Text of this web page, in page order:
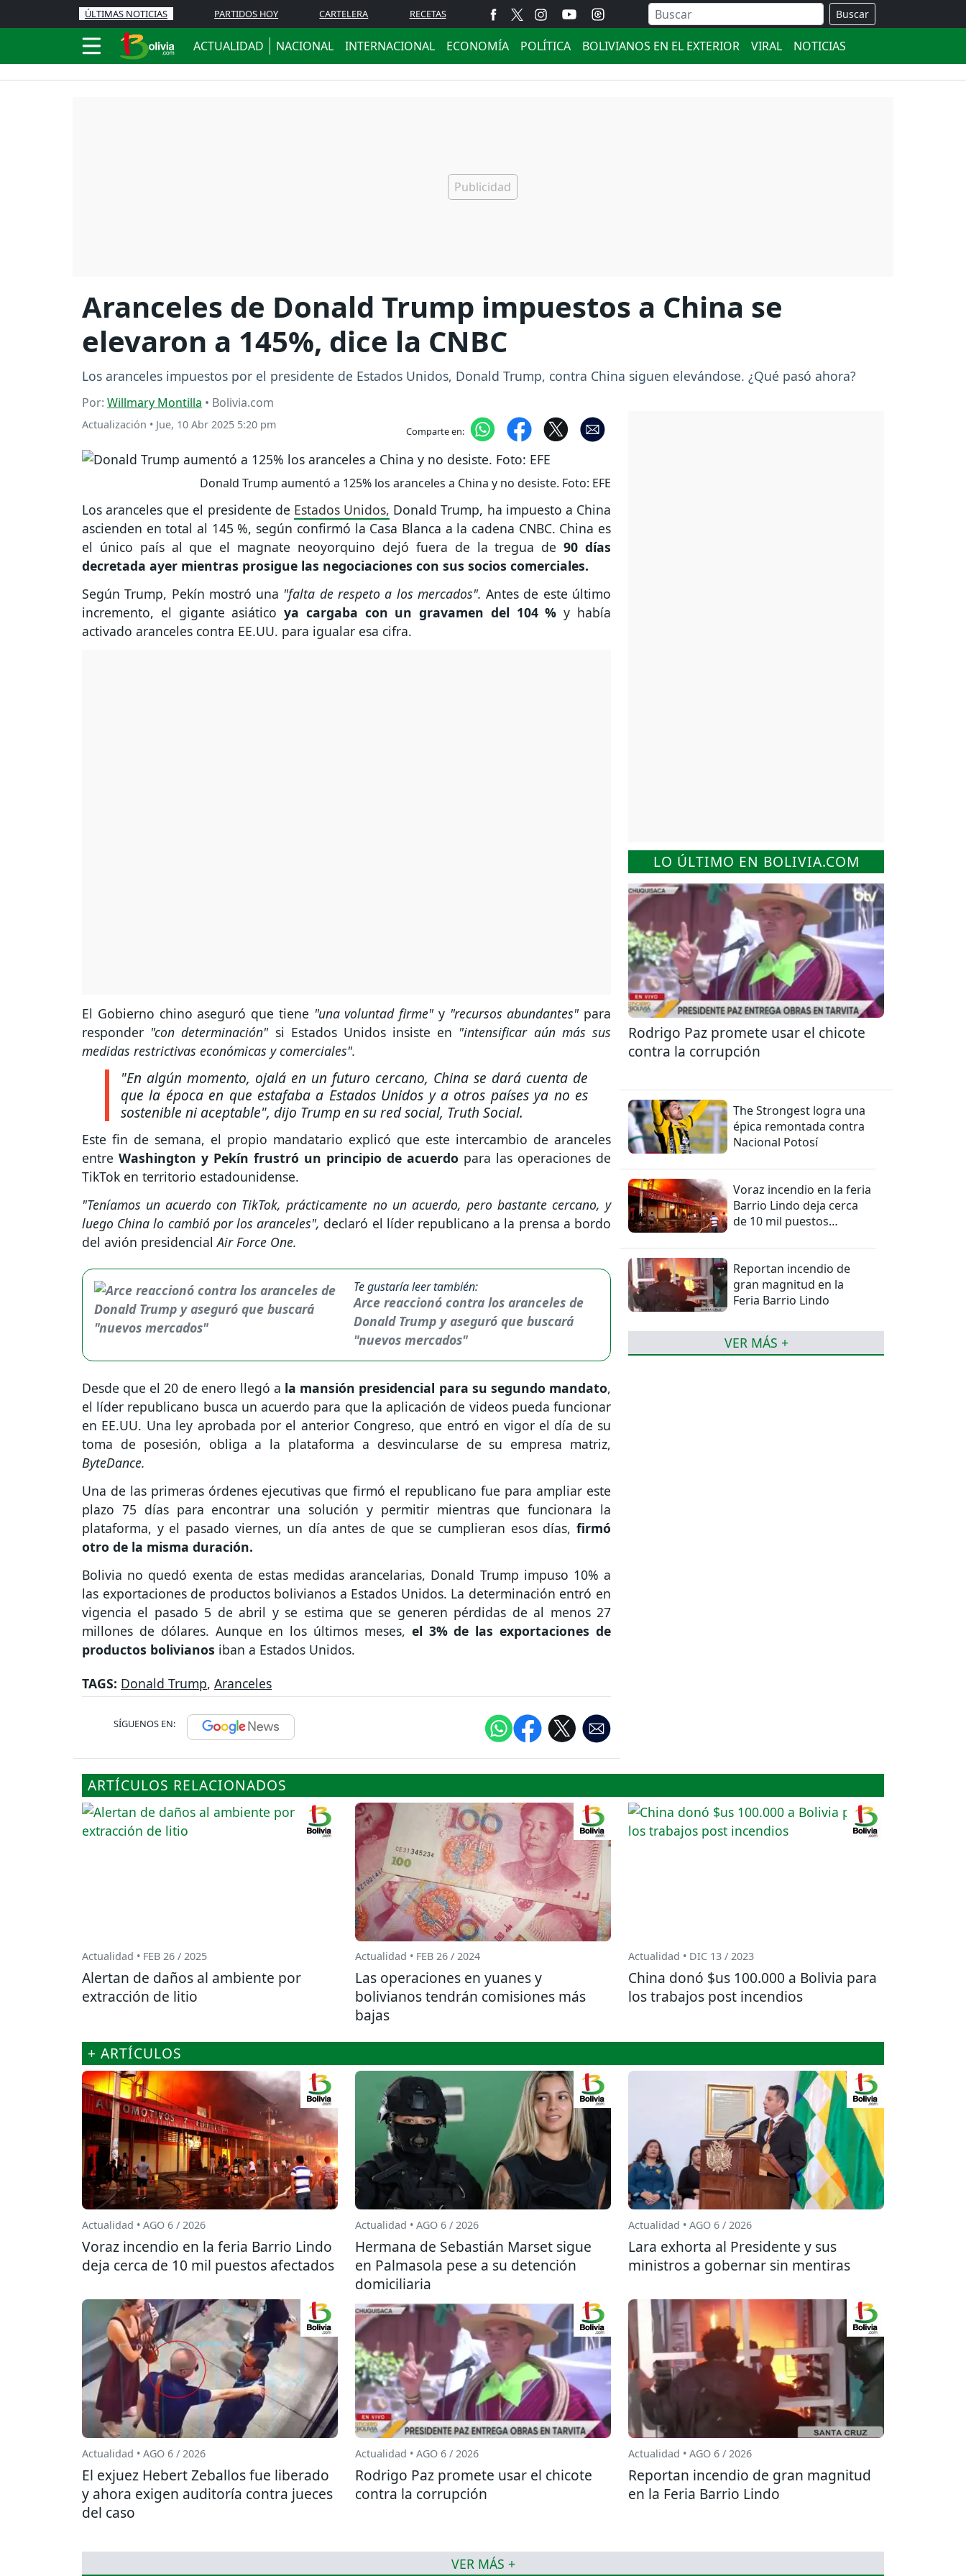
ÚLTIMAS NOTICIAS PARTIDOS HOY CARTELERA RECETAS Buscar
ACTUALIDAD NACIONAL INTERNACIONAL ECONOMÍA POLÍTICA BOLIVIANOS EN EL EXTERIOR VIRAL NOTICIAS
Aranceles de Donald Trump impuestos a China se
elevaron a 145%, dice la CNBC
Los aranceles impuestos por el presidente de Estados Unidos, Donald Trump, contra China siguen elevándose. ¿Qué pasó ahora?
Por: Willmary Montilla • Bolivia.com
Actualización • Jue, 10 Abr 2025 5:20 pm Comparte en:
Donald Trump aumentó a 125% los aranceles a China y no desiste. Foto: EFE
Los aranceles que el presidente de Estados Unidos, Donald Trump, ha impuesto a China
ascienden en total al 145 %, según confirmó la Casa Blanca a la cadena CNBC. China es
el único país al que el magnate neoyorquino dejó fuera de la tregua de90 días
decretada ayer mientras prosigue las negociaciones con sus socios comerciales.
Según Trump, Pekín mostró una "falta de respeto a los mercados". Antes de este último
incremento, el gigante asiático ya cargaba con un gravamen del 104 %y había
activado aranceles contra EE.UU. para igualar esa cifra.
El Gobierno chino aseguró que tiene "una voluntad firme"y "recursos abundantes" para
responder "con determinación" si Estados Unidos insiste en "intensificar aún más sus
medidas restrictivas económicas y comerciales".
"En algún momento, ojalá en un futuro cercano, China se dará cuenta de
que la época en que estafaba a Estados Unidos y a otros países ya no es
sostenible ni aceptable", dijo Trump en su red social, Truth Social.
Este fin de semana, el propio mandatario explicó que este intercambio de aranceles
entre Washington y Pekín frustró un principio de acuerdo para las operaciones de
TikTok en territorio estadounidense.
"Teníamos un acuerdo con TikTok, prácticamente no un acuerdo, pero bastante cercano, y
luego China lo cambió por los aranceles", declaró el líder republicano a la prensa a bordo
del avión presidencial Air Force One.
Te gustaría leer también:
Arce reaccionó contra los aranceles de
Donald Trump y aseguró que buscará
"nuevos mercados"
Desde que el 20 de enero llegó a la mansión presidencial para su segundo mandato,
el líder republicano busca un acuerdo para que la aplicación de videos pueda funcionar
en EE.UU. Una ley aprobada por el anterior Congreso, que entró en vigor el día de su
toma de posesión, obliga a la plataforma a desvincularse de su empresa matriz,
ByteDance.
Una de las primeras órdenes ejecutivas que firmó el republicano fue para ampliar este
plazo 75 días para encontrar una solución y permitir mientras que funcionara la
plataforma, y el pasado viernes, un día antes de que se cumplieran esos días, firmó
otro de la misma duración.
Bolivia no quedó exenta de estas medidas arancelarias, Donald Trump impuso 10% a
las exportaciones de productos bolivianos a Estados Unidos. La determinación entró en
vigencia el pasado 5 de abril y se estima que se generen pérdidas de al menos 27
millones de dólares. Aunque en los últimos meses, el 3% de las exportaciones de
productos bolivianos iban a Estados Unidos.
TAGS: Donald Trump, Aranceles
SÍGUENOS EN:
LO ÚLTIMO EN BOLIVIA.COM
Rodrigo Paz promete usar el chicote
contra la corrupción
The Strongest logra una
épica remontada contra
Nacional Potosí
Voraz incendio en la feria
Barrio Lindo deja cerca
de 10 mil puestos
Reportan incendio de
gran magnitud en la
Feria Barrio Lindo
VER MÁS +
ARTÍCULOS RELACIONADOS
Actualidad • FEB 26 / 2025
Alertan de daños al ambiente por
extracción de litio
Actualidad • FEB 26 / 2024
Las operaciones en yuanes y
bolivianos tendrán comisiones más
bajas
Actualidad • DIC 13 / 2023
China donó $us 100.000 a Bolivia para
los trabajos post incendios
+ ARTÍCULOS
Actualidad • AGO 6 / 2026
Voraz incendio en la feria Barrio Lindo
deja cerca de 10 mil puestos afectados
Actualidad • AGO 6 / 2026
Hermana de Sebastián Marset sigue
en Palmasola pese a su detención
domiciliaria
Actualidad • AGO 6 / 2026
Lara exhorta al Presidente y sus
ministros a gobernar sin mentiras
Actualidad • AGO 6 / 2026
El exjuez Hebert Zeballos fue liberado
y ahora exigen auditoría contra jueces
del caso
Actualidad • AGO 6 / 2026
Rodrigo Paz promete usar el chicote
contra la corrupción
Actualidad • AGO 6 / 2026
Reportan incendio de gran magnitud
en la Feria Barrio Lindo
VER MÁS +